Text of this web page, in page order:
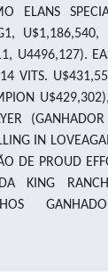
ELANS
U$1,186,540,
U4496,127).
VITS.
IN
DE PROUD
KING